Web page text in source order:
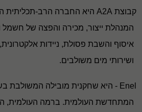
קבוצת
היא החברה הרב-תכליתית
המנהלת ייצור, מכירה והפצה של חשמל
איסוף והשבת פסולת, ניידות
ושירותי מים משולבים.
Enel - היא שחקנית מובילה המשולבת
המתחדשת העולמית. ברמה העולמית,